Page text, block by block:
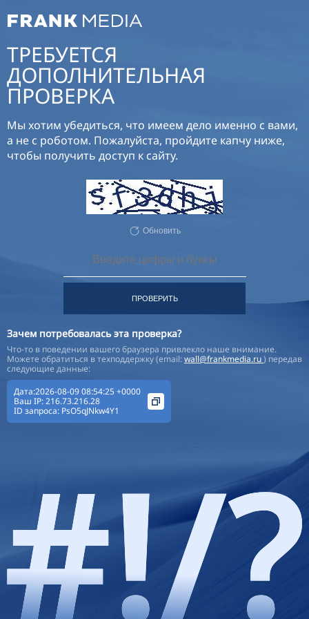
ТРЕБУЕТСЯ
ДОПОЛНИТЕЛЬНАЯ
ПРОВЕРКА
Мы хотим убедиться, что имеем дело именно с вами,
а не с роботом. Пожалуйста, пройдите капчу ниже,
чтобы получить доступ к сайту.
Обновить
ПРОВЕРИТЬ
Зачем потребовалась эта проверка?
Что-то в поведении вашего браузера привлекло наше внимание.
Можете обратиться в техподдержку (email:wall@frankmedia.ru) передав
следующие данные:
Дата:2026-08-09 08:54:25 +0000
Ваш IP:216.73.216.28
ID запроса: PsO5qJNkw4Y1